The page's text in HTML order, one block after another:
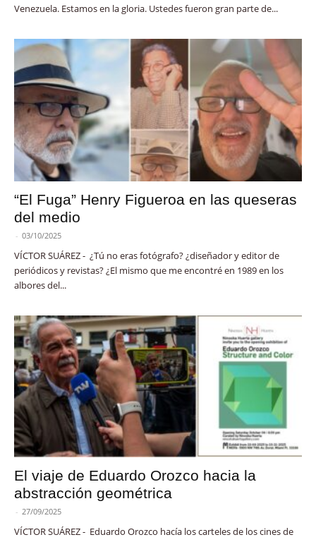
Venezuela. Estamos en la gloria. Ustedes fueron gran parte de...
“El Fuga” Henry Figueroa en las queseras
del medio
- 03/10/2025
VÍCTOR SUÁREZ - ¿Tú no eras fotógrafo? ¿diseñador y editor de
periódicos y revistas? ¿El mismo que me encontré en 1989 en los
albores del...
El viaje de Eduardo Orozco hacia la
abstracción geométrica
- 27/09/2025
VÍCTOR SUÁREZ - Eduardo Orozco hacía los carteles de los cines de